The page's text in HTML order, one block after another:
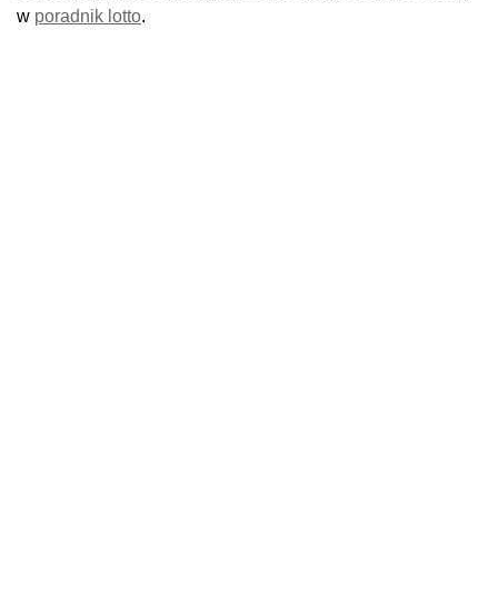
w poradnik lotto.